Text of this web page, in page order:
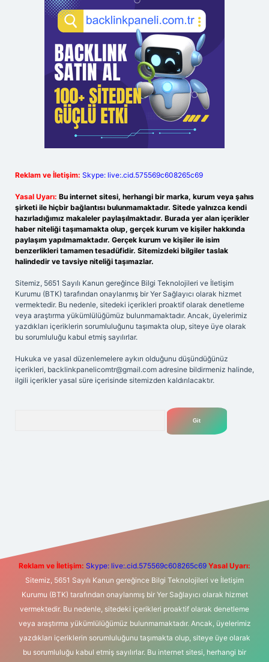
Reklam ve İletişim: Skype: live:.cid.575569c608265c69
Yasal Uyarı: Bu internet sitesi, herhangi bir marka, kurum veya şahıs
şirketi ile hiçbir bağlantısı bulunmamaktadır. Sitede yalnızca kendi
hazırladığımız makaleler paylaşılmaktadır. Burada yer alan içerikler
haber niteliği taşımamakta olup, gerçek kurum ve kişiler hakkında
paylaşım yapılmamaktadır. Gerçek kurum ve kişiler ile isim
benzerlikleri tamamen tesadüfidir. Sitemizdeki bilgiler taslak
halindedir ve tavsiye niteliği taşımazlar.
Sitemiz, 5651 Sayılı Kanun gereğince Bilgi Teknolojileri ve İletişim
Kurumu (BTK) tarafından onaylanmış bir Yer Sağlayıcı olarak hizmet
vermektedir. Bu nedenle, sitedeki içerikleri proaktif olarak denetleme
veya araştırma yükümlülüğümüz bulunmamaktadır. Ancak, üyelerimiz
yazdıkları içeriklerin sorumluluğunu taşımakta olup, siteye üye olarak
bu sorumluluğu kabul etmiş sayılırlar.
Hukuka ve yasal düzenlemelere aykırı olduğunu düşündüğünüz
içerikleri, backlinkpanelicomtr@gmail.com adresine bildirmeniz halinde,
ilgili içerikler yasal süre içerisinde sitemizden kaldırılacaktır.
m elexbet
Reklam ve İletişim: Skype: live:.cid.575569c608265c69 Yasal Uyarı:
Sitemiz, 5651 Sayılı Kanun gereğince Bilgi Teknolojileri ve İletişim
Kurumu (BTK) tarafından onaylanmış bir Yer Sağlayıcı olarak hizmet
vermektedir. Bu nedenle, sitedeki içerikleri proaktif olarak denetleme
veya araştırma yükümlülüğümüz bulunmamaktadır. Ancak, üyelerimiz
yazdıkları içeriklerin sorumluluğunu taşımakta olup, siteye üye olarak
bu sorumluluğu kabul etmiş sayılırlar. Bu internet sitesi, herhangi bir